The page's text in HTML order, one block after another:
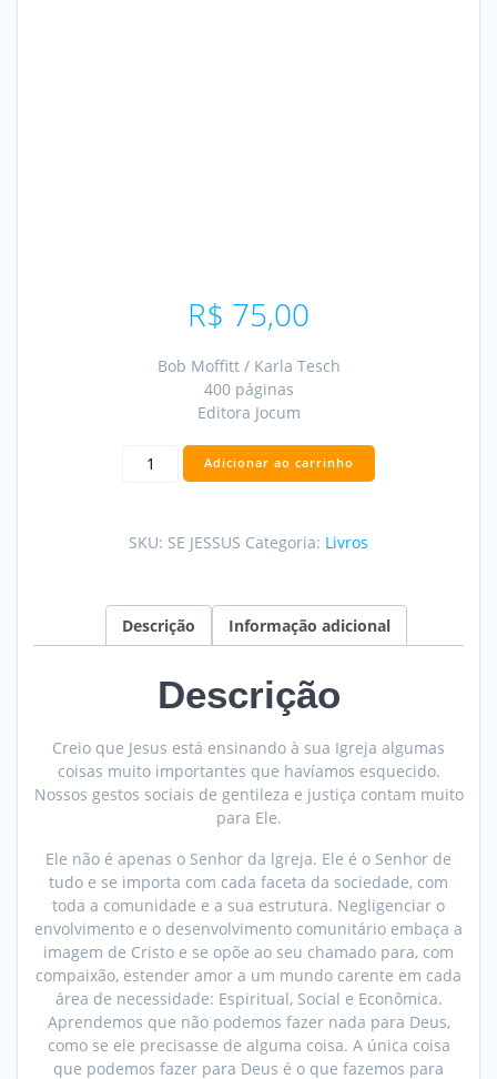
R$ 75,00
Bob Moffitt / Karla Tesch
400 páginas
Editora Jocum
Se
Jesus
quantidade
Adicionar ao carrinho
SKU: SE JESSUS Categoria: Livros
Descrição Informação adicional
Descrição
Creio que Jesus está ensinando à sua Igreja algumas
coisas muito importantes que havíamos esquecido.
Nossos gestos sociais de gentileza e justiça contam muito
para Ele.
Ele não é apenas o Senhor da lgreja. Ele é o Senhor de
tudo e se importa com cada faceta da sociedade, com
toda a comunidade e a sua estrutura. Negligenciar o
envolvimento e o desenvolvimento comunitário embaça a
imagem de Cristo e se opõe ao seu chamado para, com
compaixão, estender amor a um mundo carente em cada
área de necessidade: Espiritual, Social e Econômica.
Aprendemos que não podemos fazer nada para Deus,
como se ele precisasse de alguma coisa. A única coisa
que podemos fazer para Deus é o que fazemos para